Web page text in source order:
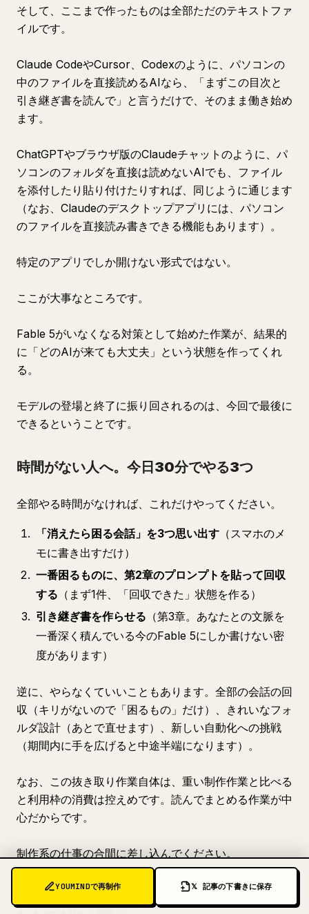
そして、ここまで作ったものは全部ただのテキストファ
イルです。
Claude CodeやCursor、Codexのように、パソコンの
中のファイルを直接読めるAIなら、「まずこの目次と
引き継ぎ書を読んで」と言うだけで、そのまま働き始め
ます。
ChatGPTやブラウザ版のClaudeチャットのように、パ
ソコンのフォルダを直接は読めないAIでも、ファイル
を添付したり貼り付けたりすれば、同じように通じます
（なお、Claudeのデスクトップアプリには、パソコン
のファイルを直接読み書きできる機能もあります）。
特定のアプリでしか開けない形式ではない。
ここが大事なところです。
Fable 5がいなくなる対策として始めた作業が、結果的
に「どのAIが来ても大丈夫」という状態を作ってくれ
る。
モデルの登場と終了に振り回されるのは、今回で最後に
できるということです。
時間がない人へ。今日30分でやる3つ
全部やる時間がなければ、これだけやってください。
「消えたら困る会話」を3つ思い出す （スマホのメ
モに書き出すだけ）
一番困るものに、第2章のプロンプトを貼って回収
する （まず1件、「回収できた」状態を作る）
引き継ぎ書を作らせる （第3章。あなたとの文脈を
一番深く積んでいる今のFable 5にしか書けない密
度があります）
逆に、やらなくていいこともあります。全部の会話の回
収（キリがないので「困るもの」だけ）、きれいなフォ
ルダ設計（あとで直せます）、新しい自動化への挑戦
（期間内に手を広げると中途半端になります）。
なお、この抜き取り作業自体は、重い制作作業と比べる
と利用枠の消費は控えめです。読んでまとめる作業が中
心だからです。
制作系の仕事の合間に差し込んでください。
まとめ。AIの賢さは借り物。ファイルにし
YOUMINDで再制作 𝕏 記事の下書きに保存